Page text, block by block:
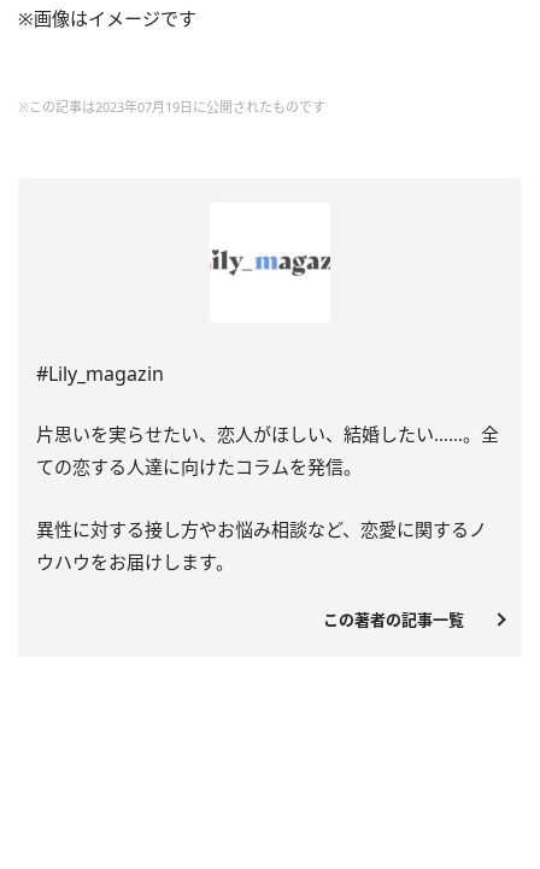
※画像はイメージです
※この記事は2023年07月19日に公開されたものです
#Lily_magazin
片思いを実らせたい、恋人がほしい、結婚したい……。全
ての恋する人達に向けたコラムを発信。
異性に対する接し方やお悩み相談など、恋愛に関するノ
ウハウをお届けします。
この著者の記事一覧